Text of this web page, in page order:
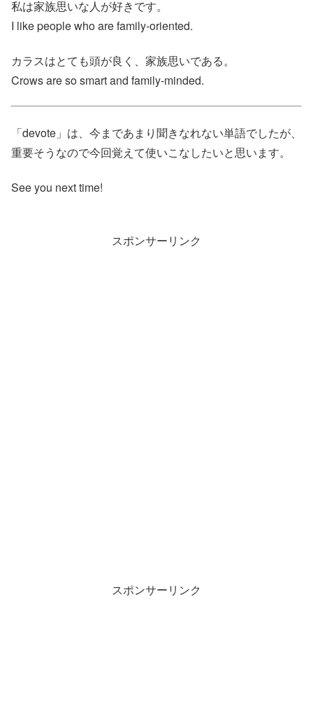
私は家族思いな人が好きです。
I like people who are family-oriented.
カラスはとても頭が良く、家族思いである。
Crows are so smart and family-minded.
「devote」は、今まであまり聞きなれない単語でしたが、
重要そうなので今回覚えて使いこなしたいと思います。
See you next time!
スポンサーリンク
スポンサーリンク